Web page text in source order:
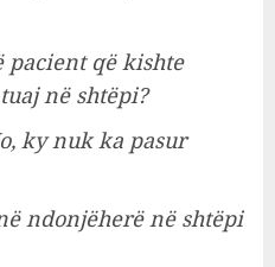
pacient që kishte
në shtëpi?
ky nuk ka pasur
ndonjëherë në shtëpi